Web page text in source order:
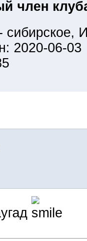
член
сибирское,
2020-06-03